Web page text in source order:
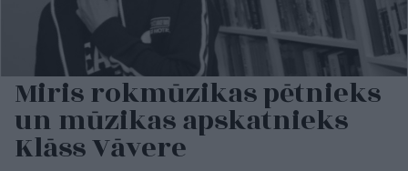
Miris rokmūzikas pētnieks
un mūzikas apskatnieks
Klāss Vāvere